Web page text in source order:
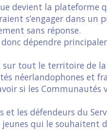
devient la plateforme
s’engager dans un
sans réponse.
dépendre
tout le territoire de
néerlandophones et
si les Communautés
et les défendeurs du
qui le souhaitent